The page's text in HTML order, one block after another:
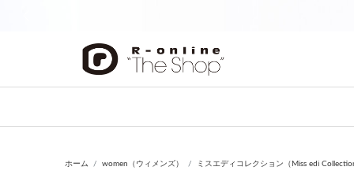
ホーム women（ウィメンズ） ミスエディコレクション（Miss edi